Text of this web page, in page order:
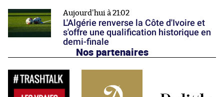
Aujourd'hui à 21:02
L'Algérie renverse la Côte d'Ivoire et
s'offre une qualification historique en
demi-finale
Nos partenaires